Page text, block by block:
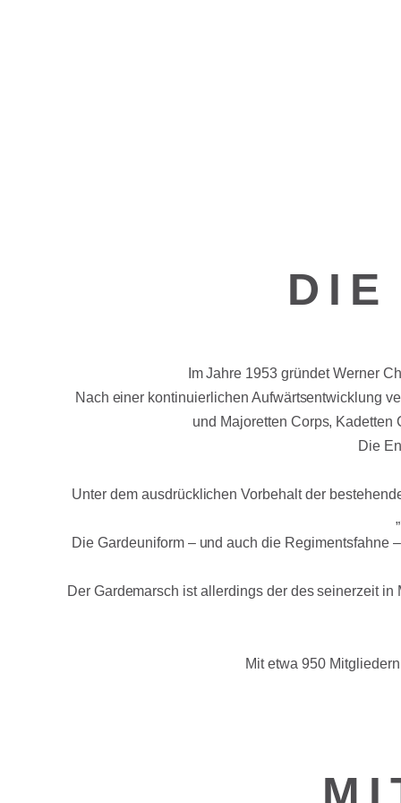
Im Jahre 1953 gründet Werner
Nach einer kontinuierlichen Aufwärtsentwicklung
und Majoretten Corps,
Die
Unter dem ausdrücklichen Vorbehalt der
Die Gardeuniform – und auch die Regimentsfahne
Der Gardemarsch ist allerdings der des seinerzeit
Mit etwa 950